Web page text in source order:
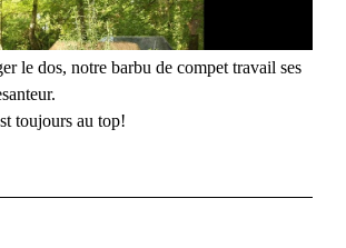
le dos, notre barbu de compet travail ses
toujours au top!